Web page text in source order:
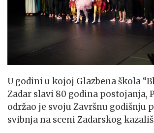
U godini u kojoj Glazbena škola
Zadar slavi 80 godina postojanja,
održao je svoju Završnu godišnju
svibnja na sceni Zadarskog